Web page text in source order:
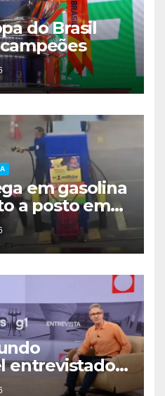
do Brasil
em gasolina
a posto em
entrevistado